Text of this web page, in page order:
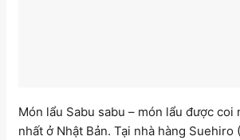
Món lẩu Sabu sabu – món lẩu được coi
nhất ở Nhật Bản. Tại nhà hàng Suehiro